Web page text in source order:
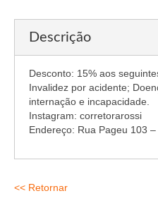
Governança
Eleições
Eleições
Eleições 2023
Descrição
Desconto: 15% aos
Invalidez por acidente;
internação e incapacidade.
Instagram: corretorarossi
Endereço: Rua Pageu 103
<< Retornar